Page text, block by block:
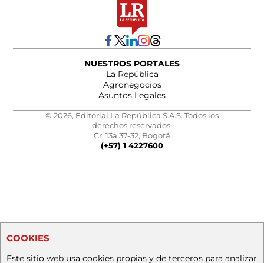
NUESTROS PORTALES
La República
Agronegocios
Asuntos Legales
© 2026, Editorial La República S.A.S. Todos los
derechos reservados.
Cr. 13a 37-32, Bogotá
(+57) 1 4227600
COOKIES
Este sitio web usa cookies propias y de terceros para analizar